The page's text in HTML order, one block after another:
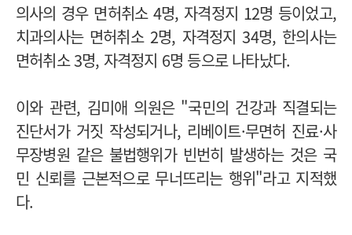
의사의 경우 면허취소 4명, 자격정지 12명 등이었고,
치과의사는 면허취소 2명, 자격정지 34명, 한의사는
면허취소 3명, 자격정지 6명 등으로 나타났다.
이와 관련, 김미애 의원은 "국민의 건강과 직결되는
진단서가 거짓 작성되거나, 리베이트·무면허 진료·사
무장병원 같은 불법행위가 빈번히 발생하는 것은 국
민 신뢰를 근본적으로 무너뜨리는 행위"라고 지적했
다.